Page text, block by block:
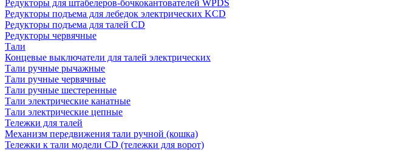
Редукторы для штабелеров-бочкокантователей WPDS
Редукторы подъема для лебедок электрических KCD
Редукторы подъема для талей CD
Редукторы червячные
Тали
Концевые выключатели для талей электрических
Тали ручные рычажные
Тали ручные червячные
Тали ручные шестеренные
Тали электрические канатные
Тали электрические цепные
Тележки для талей
Механизм передвижения тали ручной (кошка)
Тележки к тали модели CD (тележки для ворот)